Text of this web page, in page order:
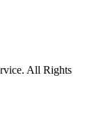
All Rights